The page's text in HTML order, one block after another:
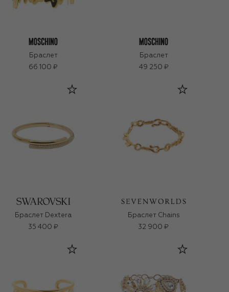
Браслет
66 100 ₽
Браслет
49 250 ₽
Браслет Dextera
35 400 ₽
Браслет Chains
32 900 ₽